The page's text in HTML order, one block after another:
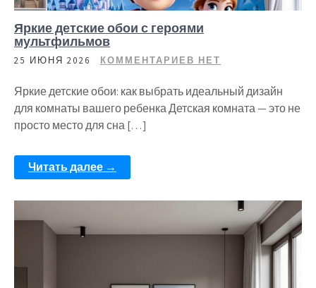
Яркие детские обои с героями
мультфильмов
25 ИЮНЯ 2026 КОММЕНТАРИЕВ НЕТ
Яркие детские обои: как выбрать идеальный дизайн
для комнаты вашего ребенка Детская комната — это не
просто место для сна […]
Читать далее →